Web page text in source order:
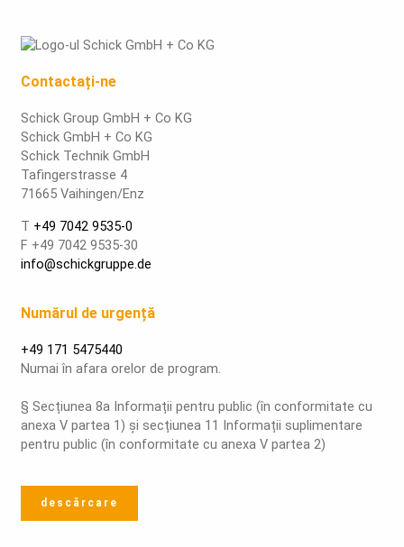
Contactați-ne
Schick Group GmbH + Co KG
Schick GmbH + Co KG
Schick Technik GmbH
Tafingerstrasse 4
71665 Vaihingen/Enz
T +49 7042 9535-0
F +49 7042 9535-30
info@schickgruppe.de
Numărul de urgență
+49 171 5475440
Numai în afara orelor de program.
§ Secțiunea 8a Informații pentru public (în conformitate cu
anexa V partea 1) și secțiunea 11 Informații suplimentare
pentru public (în conformitate cu anexa V partea 2)
descărcare